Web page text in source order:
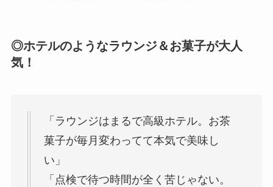
◎ホテルのようなラウンジ＆お菓子が大人
気！
「ラウンジはまるで高級ホテル。お茶
菓子が毎月変わってて本気で美味し
い」
「点検で待つ時間が全く苦じゃない。